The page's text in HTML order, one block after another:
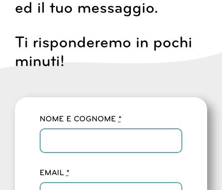
ed il tuo messaggio.
Ti risponderemo in pochi
minuti!
NOME E COGNOME *
EMAIL *